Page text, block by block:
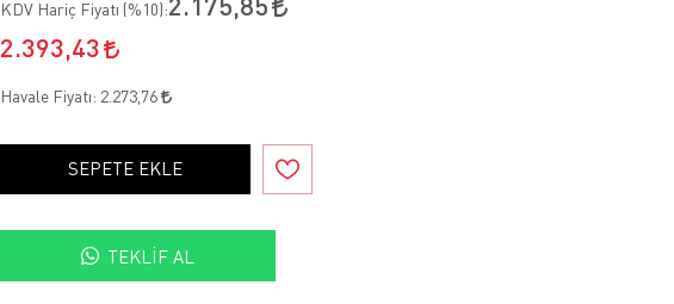
KDV Hariç Fiyatı (%10):
2.393,43
Havale Fiyatı: 2.273,76
SEPETE EKLE
TEKLIF AL